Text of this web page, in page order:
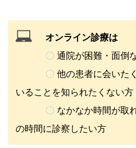
オンライン診療は
〇 通院が困難・面倒
〇 他の患者に会いた
いることを知られたくない方
〇 なかなか時間が取
の時間に診察したい方